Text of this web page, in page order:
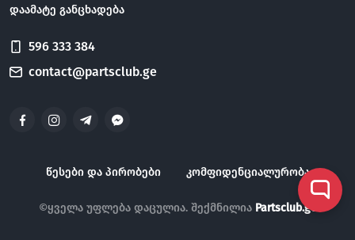
დაამატე განცხადება
596 333 384
contact@partsclub.ge
წესები და პირობები კომფიდენციალურობა
©ყველა უფლება დაცულია. შექმნილია Partsclub.ge